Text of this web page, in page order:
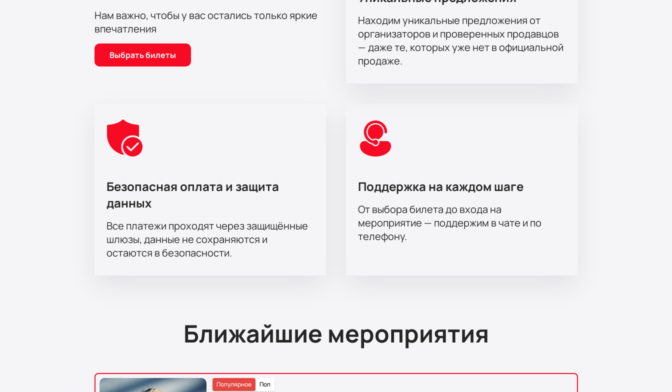
пропустите шанс стать частью этого комедийного праздника и насладиться великолепным юмором Тома Олбана и его коллег.
Нам важно, чтобы у вас остались только яркие
впечатления
Выбрать билеты
Находим уникальные предложения от
организаторов и проверенных продавцов
— даже те, которых уже нет в официальной
продаже.
Безопасная оплата и защита
данных
Все платежи проходят через защищённые
шлюзы, данные не сохраняются и
остаются в безопасности.
Поддержка на каждом шаге
От выбора билета до входа на
мероприятие — поддержим в чате и по
телефону.
Ближайшие мероприятия
Поп
Популярное